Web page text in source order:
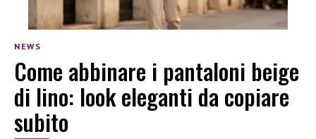
NEWS
Come abbinare i pantaloni beige
di lino: look eleganti da copiare
subito